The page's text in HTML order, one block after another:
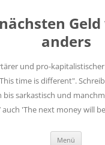
anders
und pro-
time is different".
bis sarkastisch und
auch 'The next money will
Menü